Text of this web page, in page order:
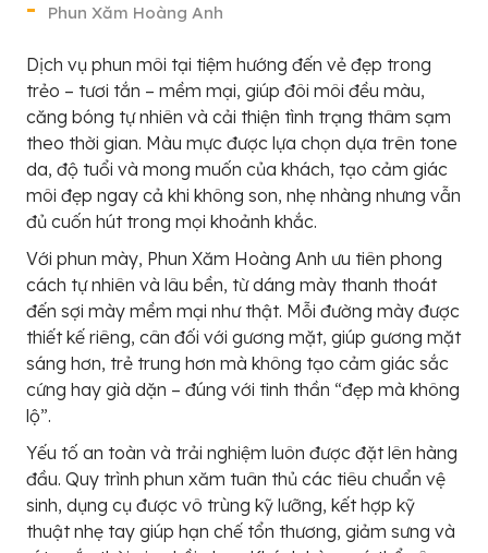
Phun Xăm Hoàng Anh
Dịch vụ phun môi tại tiệm hướng đến vẻ đẹp trong
trẻo – tươi tắn – mềm mại, giúp đôi môi đều màu,
căng bóng tự nhiên và cải thiện tình trạng thâm sạm
theo thời gian. Màu mực được lựa chọn dựa trên tone
da, độ tuổi và mong muốn của khách, tạo cảm giác
môi đẹp ngay cả khi không son, nhẹ nhàng nhưng vẫn
đủ cuốn hút trong mọi khoảnh khắc.
Với phun mày, Phun Xăm Hoàng Anh ưu tiên phong
cách tự nhiên và lâu bền, từ dáng mày thanh thoát
đến sợi mày mềm mại như thật. Mỗi đường mày được
thiết kế riêng, cân đối với gương mặt, giúp gương mặt
sáng hơn, trẻ trung hơn mà không tạo cảm giác sắc
cứng hay già dặn – đúng với tinh thần “đẹp mà không
lộ”.
Yếu tố an toàn và trải nghiệm luôn được đặt lên hàng
đầu. Quy trình phun xăm tuân thủ các tiêu chuẩn vệ
sinh, dụng cụ được vô trùng kỹ lưỡng, kết hợp kỹ
thuật nhẹ tay giúp hạn chế tổn thương, giảm sưng và